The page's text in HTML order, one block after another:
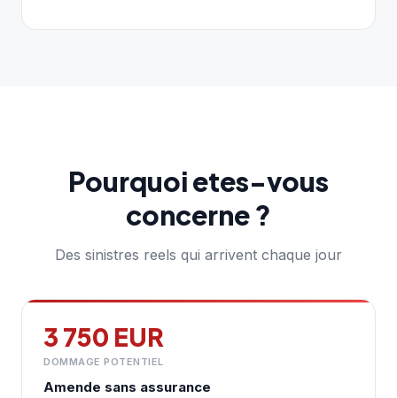
Pourquoi etes-vous
concerne ?
Des sinistres reels qui arrivent chaque jour
3 750 EUR
DOMMAGE POTENTIEL
Amende sans assurance